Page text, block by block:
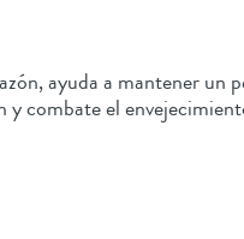
ayuda a mantener un
y combate el